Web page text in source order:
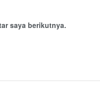
saya berikutnya.